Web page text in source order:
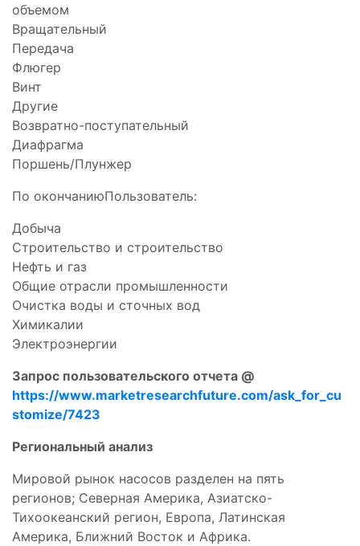
объемом
Вращательный
Передача
Флюгер
Винт
Другие
Возвратно-поступательный
Диафрагма
Поршень/Плунжер
По окончаниюПользователь:
Добыча
Строительство и строительство
Нефть и газ
Общие отрасли промышленности
Очистка воды и сточных вод
Химикалии
Электроэнергии
Запрос пользовательского отчета @
https://www.marketresearchfuture.com/ask_for_cu
stomize/7423
Региональный анализ
Мировой рынок насосов разделен на пять
регионов; Северная Америка, Азиатско-
Тихоокеанский регион, Европа, Латинская
Америка, Ближний Восток и Африка.